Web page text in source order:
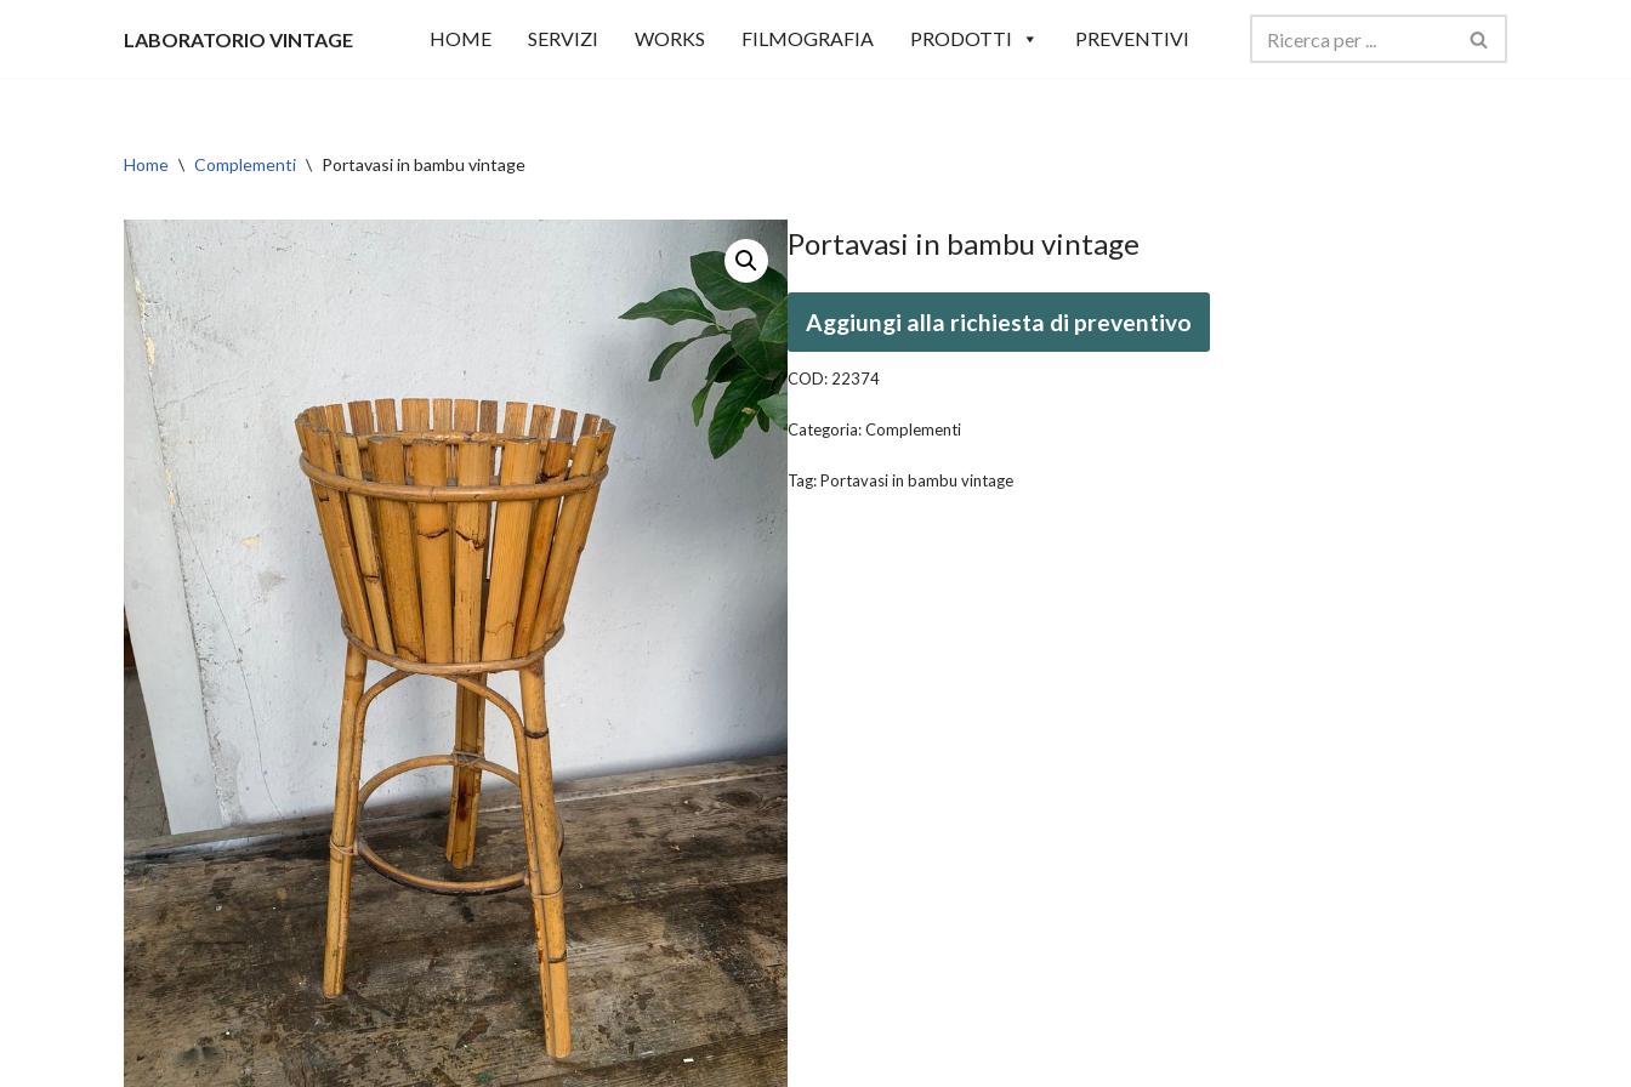
LABORATORIO VINTAGE HOME SERVIZI WORKS FILMOGRAFIA PRODOTTI PREVENTIVI
Home \ Complementi \ Portavasi in bambu vintage
Portavasi in bambu vintage
Aggiungi alla richiesta di preventivo
COD: 22374
Categoria:Complementi
Tag:Portavasi in bambu vintage